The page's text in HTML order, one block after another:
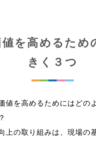
を高めるため
きく３つ
値を高めるためにはどの
上の取り組みは、現場の